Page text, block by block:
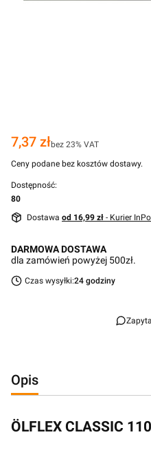
Cena
7,37 złbez 23% VAT
Ceny podane bez kosztów dostawy.
Dostępność:
80
Dostawa od 16,99 zł - Kurier
DARMOWA DOSTAWA
dla zamówień powyżej 500zł.
Czas wysyłki:24 godziny
Opis
ÖLFLEX CLASSIC